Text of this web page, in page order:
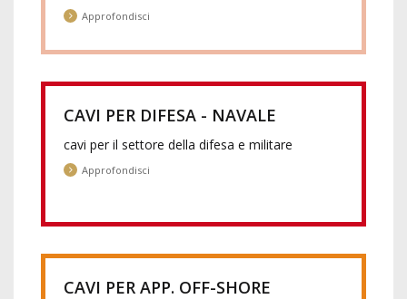
Approfondisci
CAVI PER DIFESA - NAVALE
cavi per il settore della difesa e militare
Approfondisci
CAVI PER APP. OFF-SHORE